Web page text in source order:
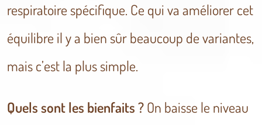
respiratoire spécifique. Ce qui va améliorer cet
équilibre il y a bien sûr beaucoup de variantes,
mais c’est la plus simple.
Quels sont les bienfaits ?On baisse le niveau